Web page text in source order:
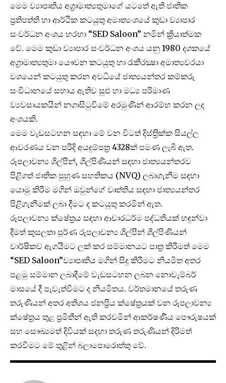
මෙම ව්‍යාපෘතිය අග‍්‍රාමාත්‍යතුමාගේ යටතේ ඇති ජාතික
ප‍්‍රතිපත්ති හා ආර්ථික කටයුතු අමාත්‍යංශයේ කුඩා ව්‍යාපාර
සංවර්ධන අංශය හරහා “SED Saloon” නමින් ක්‍රියාත්මක
වේ. මෙම කුඩා ව්‍යාපාර සංවර්ධන අංශය යනු 1980 දශකයේ
අග‍්‍රාමාත්‍යතුමා යෞවන කටයුතු හා රැකීරක්‍ෂා අමාත්‍යවරයා
වශයෙන් කටයුතු කරන අවධියේ ජාත්‍යයන්තර කම්කරු
සංවිධානයේ සහාය ඇතිව සුළු හා මධ්‍ය පරිමාණ
ව්‍යවසායකයින් නගාසිටුවීමේ අරමුණින් ආරම්භ කරන ලද
අංශයකි.
මෙම වැඩසටහන සඳහා මේ වන විටත් දිස්ත‍්‍රික්ක සියල්ල
ආවරණය වන පරිදි අයදුම්පත‍්‍ර 4328ක් පමණ ලැබී ඇත.
රූපලාවන්‍ය ශිල්පීන්, ශිල්පිණියන් සඳහා ජාත්‍යයන්තරව
පිළිගත් ජාතික පුහුණ සහතිකය (NVQ) ලබාගැනීම සඳහා
යොමු කිරීම මගින් ඔවුන්ගේ වෘත්තිය සඳහා ජාත්‍යයන්තර
පිළිගැනීමක් ලබා දීමට ද කටයුතු කරමින් ඇත.
රූපලාවන්‍ය ක්ෂේත‍්‍රය සඳහා ආචාරධර්ම පද්ධතියක් හඳුන්වා
දීමත් කුසලතා පූර්ණ රූපලාවන්‍ය ශිල්පීන් ශිල්පිණියන්
වාර්ෂිකව ඇගයීමට ලක් කර සම්මානයට පාත‍්‍ර කිරීමත් මෙම
“SED Saloon”ව්‍යාපෘතිය මගින් සිදු කිරීමට නියමිත අතර
පළමු සම්මාන ලබාදීමේ වැඩසටහන ලබන නොවැම්බර්
මාසයේ දී පැවැත්වීමට ද නියමිතය. වර්තමානයේ තරුණ
තරුණියන් අතර අතිශය ජනප‍්‍රිය ක්ෂේත‍්‍රයක් වන රූපලාවන්‍ය
ක්ෂේත‍්‍රය තුළ ප‍්‍රමිතීන් ඇති කරවමින් ආකර්ෂණීය පෞරුෂයක්
සහ සෞඛ්‍යමත් දිවියක් සදහා තරුණ තරුණියන් දිරිමත්
කරවීමට මේ තුළින් බලාපොරොත්තු වේ.